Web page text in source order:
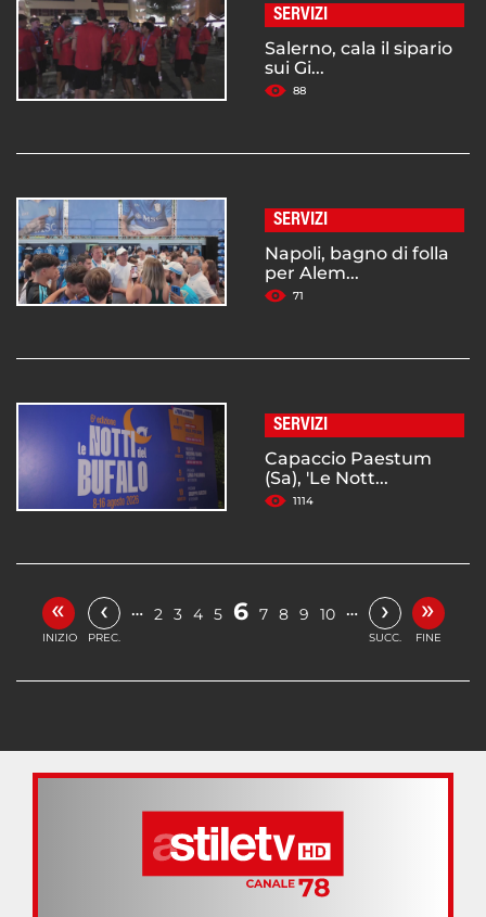
SERVIZI
Salerno, cala il sipario
sui Gi...
88
SERVIZI
Napoli, bagno di folla
per Alem...
71
SERVIZI
Capaccio Paestum
(Sa), 'Le Nott...
1114
«
INIZIO
‹
PREC.
… 2 3 4 5 6 7 8 9 10 … ›
SUCC.
»
FINE